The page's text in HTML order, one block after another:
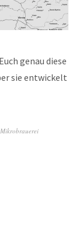
genau diese
sie entwickelt
Mikrobrauerei